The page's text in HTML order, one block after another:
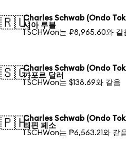
🇷🇺Charles Schwab (Ondo
시아 루블
1 SCHWon는 ₽8,965.60와 같
🇸🇬Charles Schwab (Ondo
가포르 달러
1 SCHWon는 $138.69와 같음
🇵🇭Charles Schwab (Ondo
리핀 페소
1 SCHWon는 ₱6,563.21와 같